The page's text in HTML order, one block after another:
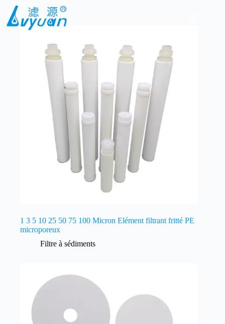
Passer
contenu
1 3 5 10 25 50 75 100 Micron Elément filtrant fritté PE
microporeux
Filtre à sédiments